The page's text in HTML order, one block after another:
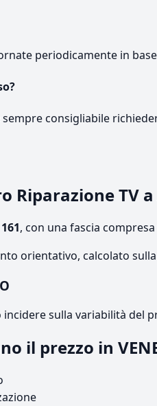
periodicamente in
consigliabile
TV a
, con una fascia
orientativo, calcolato sulla
sulla variabilità del
il prezzo in